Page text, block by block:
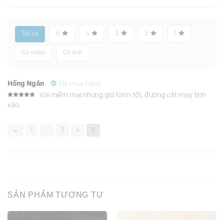
Tất cả 5 4 3 2
Có video Có ảnh
Hồng Ngân Đã mua hàng
Được xếp
hạng
Vải mềm mại nhưng giữ form tốt, đường cắt may tinh
xảo.
← … 3 4 5
SẢN PHẨM TƯƠNG TỰ